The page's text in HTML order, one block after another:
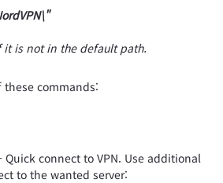
it is not in the default path.
commands:
connect to VPN. Use additional
to the wanted server: